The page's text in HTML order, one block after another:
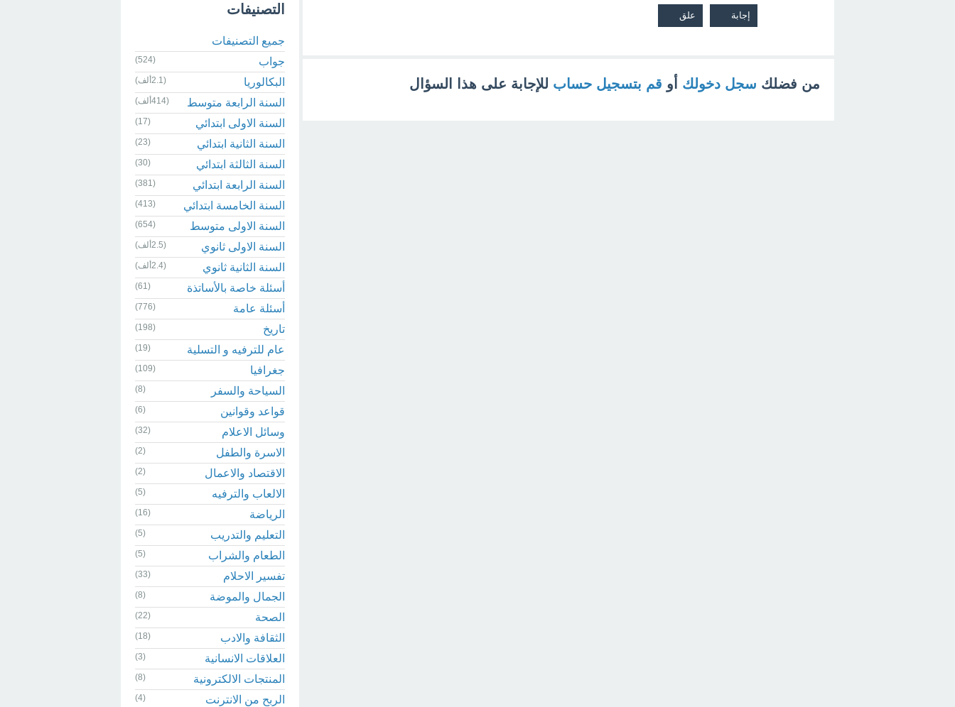
من فضلك سجل دخولك أو قم بتسجيل حساب للإجابة على هذا السؤال
التصنيفات
جميع التصنيفات
جواب
(524)
البكالوريا (2.1ألف)
السنة الرابعة متوسط (414ألف)
السنة الاولى ابتدائي (17)
السنة الثانية ابتدائي (23)
السنة الثالثة ابتدائي (30)
السنة الرابعة ابتدائي (381)
السنة الخامسة ابتدائي (413)
السنة الاولى متوسط (654)
السنة الاولى ثانوي (2.5ألف)
السنة الثانية ثانوي (2.4ألف)
أسئلة خاصة بالأساتذة (61)
أسئلة عامة (776)
تاريخ (198)
عام للترفيه و التسلية (19)
جغرافيا (109)
السياحة والسفر (8)
قواعد وقوانين (6)
وسائل الاعلام (32)
الاسرة والطفل (2)
الاقتصاد والاعمال (2)
الالعاب والترفيه (5)
الرياضة (16)
التعليم والتدريب (5)
الطعام والشراب (5)
تفسير الاحلام (33)
الجمال والموضة (8)
الصحة (22)
الثقافة والادب (18)
العلاقات الانسانية (3)
المنتجات الالكترونية (8)
الربح من الانترنت (4)